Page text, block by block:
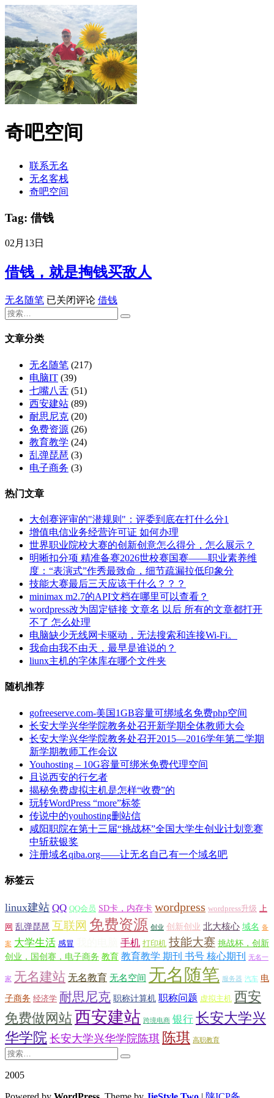
奇吧空间
联系无名
无名客栈
奇吧空间
Tag: 借钱
02月13日
借钱，就是掏钱买敌人
无名随笔 借
钱
买
敌
人
已关闭评论 借钱
文章分类
无名随笔 (217)
电脑IT (39)
七嘴八舌 (51)
西安建站 (89)
耐思尼克 (20)
免费资源 (26)
教育教学 (24)
乱弹琵琶 (3)
电子商务 (3)
热门文章
大创赛评审的"潜规则"：评委到底在打什么分1
增值电信业务经营许可证 如何办理
世界职业院校大赛的创新创意怎么得分，怎么展示？
明晰扣分项 精准备赛2026世校赛国赛——职业素养维
度：“表演式”作秀最致命，细节疏漏拉低印象分
技能大赛最后三天应该干什么？？？
minimax m2.7的API文档在哪里可以查看？
wordpress改为固定链接 文章名 以后 所有的文章都打开
不了 怎么处理
电脑缺少无线网卡驱动，无法搜索和连接Wi-Fi。
我命由我不由天，最早是谁说的？
liunx主机的字体库在哪个文件夹
随机推荐
gofreeserve.com-美国1GB容量可绑域名免费php空间
长安大学兴华学院教务处召开新学期全体教师大会
长安大学兴华学院教务处召开2015—2016学年第二学期
新学期教师工作会议
Youhosting – 10G容量可绑米免费代理空间
且说西安的行乞者
揭秘免费虚拟主机是怎样“收费”的
玩转WordPress “more”标签
传说中的youhosting删站信
咸阳职院在第十三届“挑战杯”全国大学生创业计划竞赛
中斩获银奖
注册域名qiba.org——让无名自己有一个域名吧
标签云
linux建站 QQ QQ会员 SD卡，内存卡 wordpress wordpress升级 上
网 乱弹琵琶 互联网 免费资源 创业 创新创业 北大核心 域名 备
案 大学生活 感冒 手机 打印机 技能大赛 挑战杯，创新
创业，国创赛，电子商务 教育 教育教学 期刊 书号 核心期刊 无名一
家 无名建站 无名教育 无名空间 无名随笔 服务器 汽车 电
子商务 经济学 耐思尼克 职称计算机 职称问题 虚拟主机 西安
免费做网站西安建站 跨境电商 银行 长安大学兴
华学院 长安大学兴华学院陈琪 陈琪 高职教育
2005